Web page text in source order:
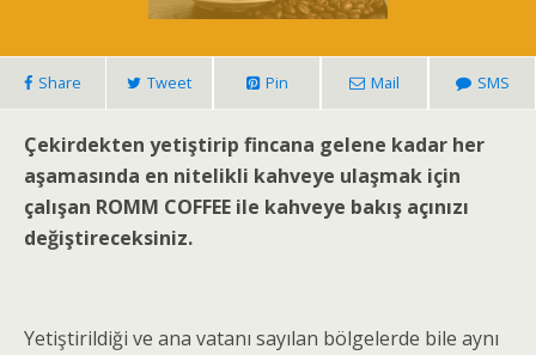
Share Tweet Pin Mail SMS
Çekirdekten yetiştirip fincana gelene kadar her
aşamasında en nitelikli kahveye ulaşmak için
çalışan ROMM COFFEE ile kahveye bakış açınızı
değiştireceksiniz.
Yetiştirildiği ve ana vatanı sayılan bölgelerde bile aynı